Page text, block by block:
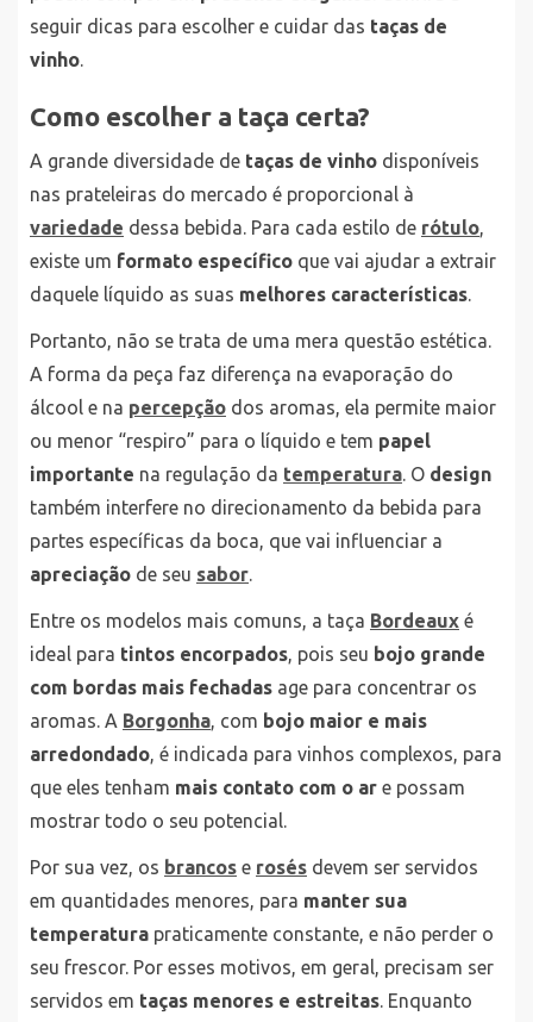
seguir dicas para escolher e cuidar das taças de
vinho.
Como escolher a taça certa?
A grande diversidade de taças de vinho disponíveis
nas prateleiras do mercado é proporcional à
variedade dessa bebida. Para cada estilo de rótulo,
existe um formato específico que vai ajudar a extrair
daquele líquido as suas melhores características.
Portanto, não se trata de uma mera questão estética.
A forma da peça faz diferença na evaporação do
álcool e na percepção dos aromas, ela permite maior
ou menor “respiro” para o líquido e tem papel
importante na regulação da temperatura. O design
também interfere no direcionamento da bebida para
partes específicas da boca, que vai influenciar a
apreciação de seu sabor.
Entre os modelos mais comuns, a taça Bordeaux é
ideal para tintos encorpados, pois seu bojo grande
com bordas mais fechadas age para concentrar os
aromas. A Borgonha, com bojo maior e mais
arredondado, é indicada para vinhos complexos, para
que eles tenham mais contato com o ar e possam
mostrar todo o seu potencial.
Por sua vez, os brancos e rosés devem ser servidos
em quantidades menores, para manter sua
temperatura praticamente constante, e não perder o
seu frescor. Por esses motivos, em geral, precisam ser
servidos em taças menores e estreitas. Enquanto